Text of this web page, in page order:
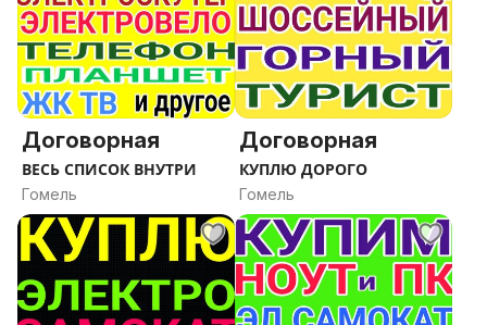
Договорная
ВЕСЬ СПИСОК ВНУТРИ
Гомель
Договорная
КУПЛЮ ДОРОГО
Гомель